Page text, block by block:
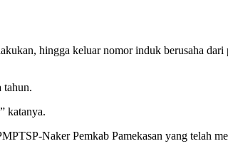
hingga keluar nomor induk berusaha dari
tahun.
katanya.
Naker Pemkab Pamekasan yang telah